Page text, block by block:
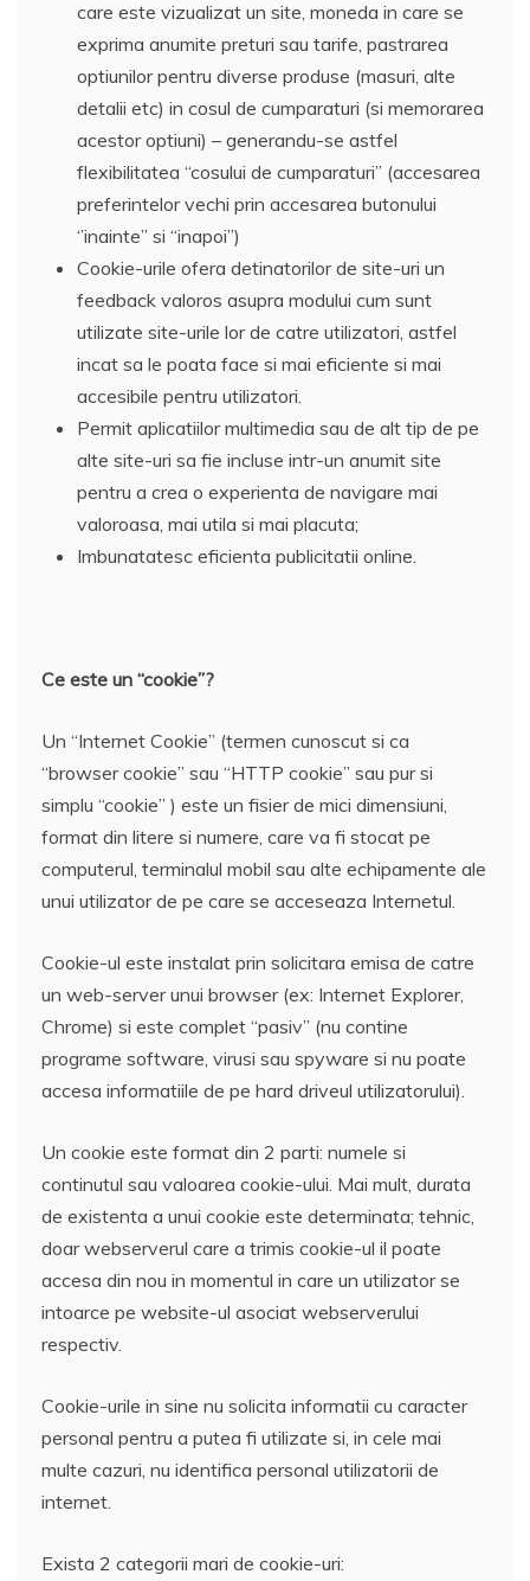
care este vizualizat un site, moneda in care se
exprima anumite preturi sau tarife, pastrarea
optiunilor pentru diverse produse (masuri, alte
detalii etc) in cosul de cumparaturi (si memorarea
acestor optiuni) – generandu-se astfel
flexibilitatea “cosului de cumparaturi” (accesarea
preferintelor vechi prin accesarea butonului
‘’inainte’’ si “inapoi’’)
Cookie-urile ofera detinatorilor de site-uri un
feedback valoros asupra modului cum sunt
utilizate site-urile lor de catre utilizatori, astfel
incat sa le poata face si mai eficiente si mai
accesibile pentru utilizatori.
Permit aplicatiilor multimedia sau de alt tip de pe
alte site-uri sa fie incluse intr-un anumit site
pentru a crea o experienta de navigare mai
valoroasa, mai utila si mai placuta;
Imbunatatesc eficienta publicitatii online.
Ce este un “cookie”?
Un “Internet Cookie” (termen cunoscut si ca
“browser cookie” sau “HTTP cookie” sau pur si
simplu “cookie” ) este un fisier de mici dimensiuni,
format din litere si numere, care va fi stocat pe
computerul, terminalul mobil sau alte echipamente ale
unui utilizator de pe care se acceseaza Internetul.
Cookie-ul este instalat prin solicitara emisa de catre
un web-server unui browser (ex: Internet Explorer,
Chrome) si este complet “pasiv” (nu contine
programe software, virusi sau spyware si nu poate
accesa informatiile de pe hard driveul utilizatorului).
Un cookie este format din 2 parti: numele si
continutul sau valoarea cookie-ului. Mai mult, durata
de existenta a unui cookie este determinata; tehnic,
doar webserverul care a trimis cookie-ul il poate
accesa din nou in momentul in care un utilizator se
intoarce pe website-ul asociat webserverului
respectiv.
Cookie-urile in sine nu solicita informatii cu caracter
personal pentru a putea fi utilizate si, in cele mai
multe cazuri, nu identifica personal utilizatorii de
internet.
Exista 2 categorii mari de cookie-uri: